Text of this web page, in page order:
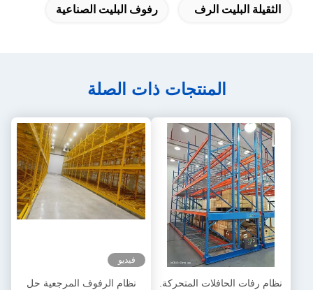
الثقيلة البليت الرف رفوف البليت الصناعية
المنتجات ذات الصلة
نظام رفات الحافلات المتحركة.
فيديو
نظام الرفوف المرجعية حل